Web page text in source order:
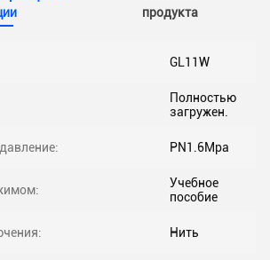
продукта
GL11W
Полностью
загружен.
PN1.6Mpa
Учебное
пособие
Нить